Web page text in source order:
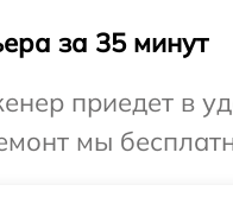
за 35 минут
приедет в
мы